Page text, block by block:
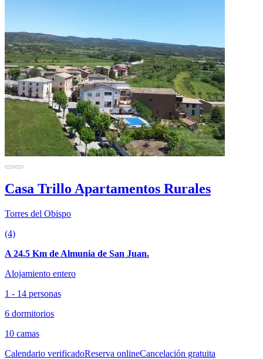
Casa Trillo Apartamentos Rurales
Torres del Obispo
(4)
A 24.5 Km de Almunia de San Juan.
Alojamiento entero
1 - 14 personas
6 dormitorios
10 camas
Calendario verificadoReserva onlineCancelación gratuita